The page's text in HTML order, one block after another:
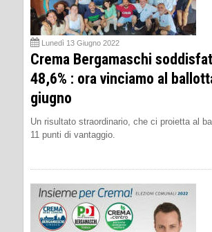
Lunedì 13 Giugno 2022
Crema Bergamaschi
48,6% : ora vinciamo al
giugno
Un risultato straordinario, che ci proietta al
11 punti di vantaggio.